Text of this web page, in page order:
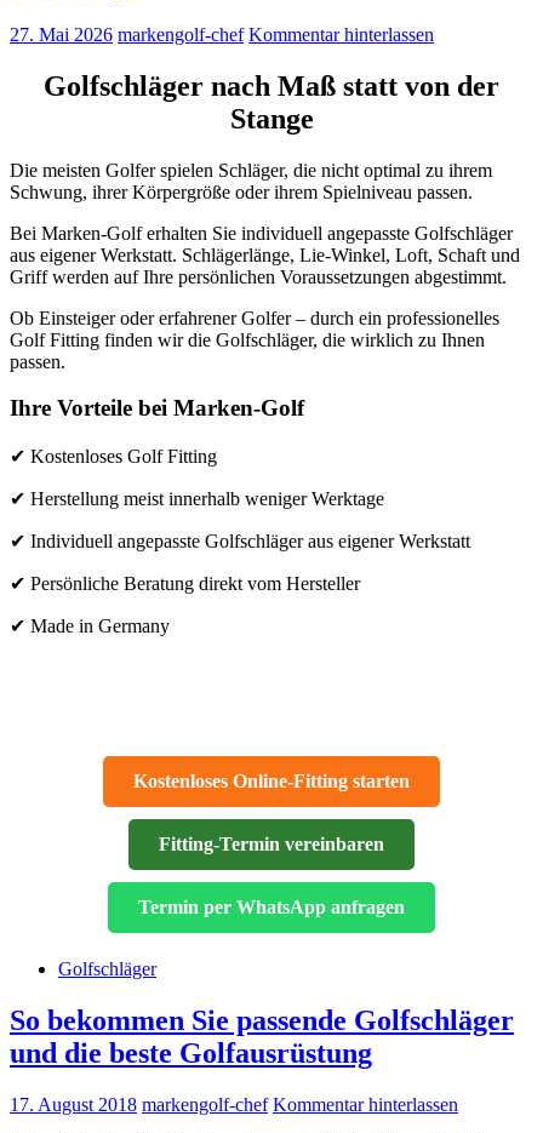
27. Mai 2026 markengolf-chef Kommentar hinterlassen
Golfschläger nach Maß statt von der
Stange
Die meisten Golfer spielen Schläger, die nicht optimal zu ihrem
Schwung, ihrer Körpergröße oder ihrem Spielniveau passen.
Bei Marken-Golf erhalten Sie individuell angepasste Golfschläger
aus eigener Werkstatt. Schlägerlänge, Lie-Winkel, Loft, Schaft und
Griff werden auf Ihre persönlichen Voraussetzungen abgestimmt.
Ob Einsteiger oder erfahrener Golfer – durch ein professionelles
Golf Fitting finden wir die Golfschläger, die wirklich zu Ihnen
passen.
Ihre Vorteile bei Marken-Golf
✔ Kostenloses Golf Fitting
✔ Herstellung meist innerhalb weniger Werktage
✔ Individuell angepasste Golfschläger aus eigener Werkstatt
✔ Persönliche Beratung direkt vom Hersteller
✔ Made in Germany
Kostenloses Online-Fitting starten
Fitting-Termin vereinbaren
Termin per WhatsApp anfragen
Golfschläger
So bekommen Sie passende Golfschläger
und die beste Golfausrüstung
17. August 2018 markengolf-chef Kommentar hinterlassen